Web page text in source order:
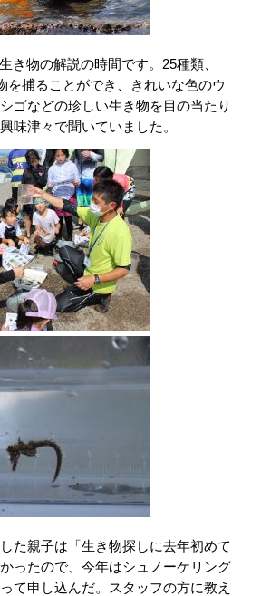
き物の解説の時間です。25種類、
を捕ることができ、きれいな色のウ
ゴなどの珍しい生き物を目の当たり
味津々で聞いていました。
た親子は「生き物探しに去年初めて
ったので、今年はシュノーケリング
て申し込んだ。スタッフの方に教え